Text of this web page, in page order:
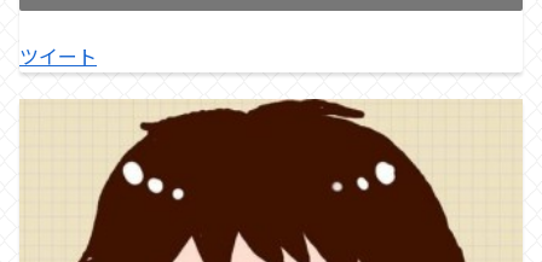
ツイート